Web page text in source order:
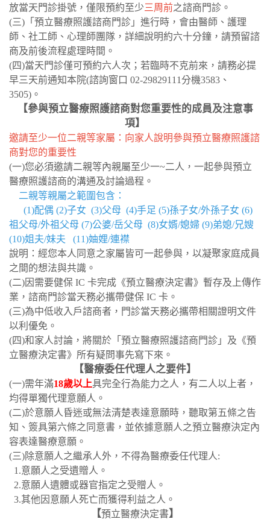
放當天門診掛號，僅限預約至少三周前之諮商門診。
(三)「預立醫療照護諮商門診」進行時，會由醫師、護理
師、社工師、心理師團隊，詳細說明約六十分鐘，請預留諮
商及前後流程處理時間。
(四)當天門診僅可預約六人次；若臨時不克前來，請務必提
早三天前通知本院(諮詢窗口 02-29829111分機3583、
3505)。
【參與預立醫療照護諮商對您重要性的成員及注意事
項】
邀請至少一位二親等家屬：向家人說明參與預立醫療照護諮
商對您的重要性
(一)您必須邀請二親等內親屬至少一~二人，一起參與預立
醫療照護諮商的溝通及討論過程。
二親等親屬之範圍包含：
(1)配偶 (2)子女 (3)父母 (4)手足 (5)孫子女/外孫子女 (6)
祖父母/外祖父母 (7)公婆/岳父母 (8)女婿/媳婦 (9)弟媳/兄嫂
(10)姐夫/妹夫 (11)妯娌/連襟
說明：經您本人同意之家屬皆可一起參與，以凝聚家庭成員
之間的想法與共識。
(二)因需要健保 IC 卡完成《預立醫療決定書》暫存及上傳作
業，諮商門診當天務必攜帶健保 IC 卡。
(三)為中低收入戶諮商者，門診當天務必攜帶相關證明文件
以利優免。
(四)和家人討論，將關於「預立醫療照護諮商門診」及《預
立醫療決定書》所有疑問事先寫下來。
【醫療委任代理人之要件】
(一)需年滿18歲以上具完全行為能力之人，有二人以上者，
均得單獨代理意願人。
(二)於意願人昏迷或無法清楚表達意願時，聽取第五條之告
知、簽具第六條之同意書，並依據意願人之預立醫療決定內
容表達醫療意願。
(三)除意願人之繼承人外，不得為醫療委任代理人:
1.意願人之受遺贈人。
2.意願人遺體或器官指定之受贈人。
3.其他因意願人死亡而獲得利益之人。
【預立醫療決定書】